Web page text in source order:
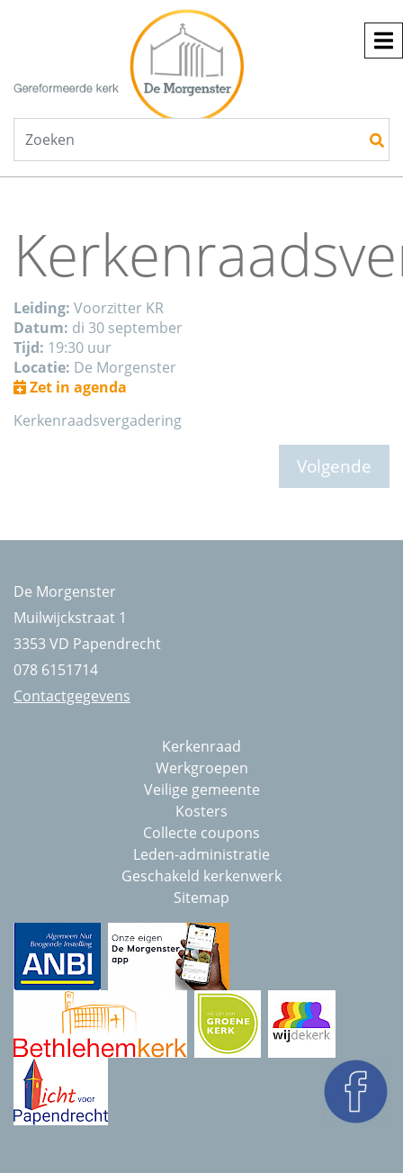
Leiding: Voorzitter KR
Datum: di 30 september
Tijd: 19:30 uur
Locatie: De Morgenster
Zet in agenda
Kerkenraadsvergadering
Volgende
De Morgenster
Muilwijckstraat 1
3353 VD Papendrecht
078 6151714
Contactgegevens
Kerkenraad
Werkgroepen
Veilige gemeente
Kosters
Collecte coupons
Leden-administratie
Geschakeld kerkenwerk
Sitemap